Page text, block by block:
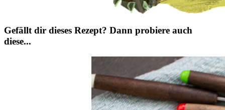
Gefällt dir dieses Rezept? Dann probiere auch
diese...